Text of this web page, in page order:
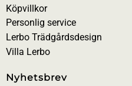
Köpvillkor
Personlig service
Lerbo Trädgårdsdesign
Villa Lerbo
Nyhetsbrev